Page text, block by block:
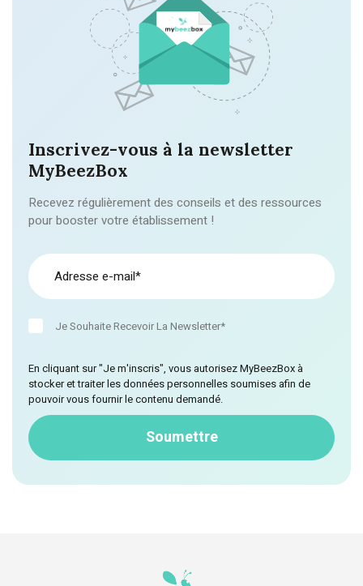
Inscrivez-vous à la newsletter
MyBeezBox
Recevez régulièrement des conseils et des ressources
pour booster votre établissement !
Je Souhaite Recevoir La Newsletter*
En cliquant sur "Je m'inscris", vous autorisez MyBeezBox à
stocker et traiter les données personnelles soumises afin de
pouvoir vous fournir le contenu demandé.